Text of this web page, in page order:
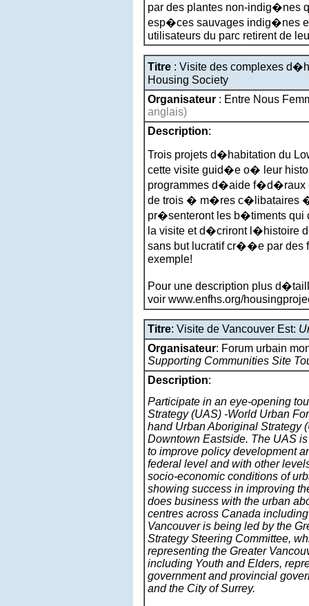
par des plantes non-indig�nes
esp�ces sauvages indig�nes
utilisateurs du parc retirent de
Titre: Visite des complexes
Housing Society
Organisateur: Entre Nous
anglais)
Description:
Trois projets d�habitation du
cette visite guid�e o� leur
programmes d�aide f�d�raux
de trois � m�res c�libataires
pr�senteront les b�timents qui
la visite et d�criront l�histoire
sans but lucratif cr��e par des
exemple!
Pour une description plus
voir www.enfhs.org/
Titre: Visite de Vancouver Est:
Organisateur: Forum urbain
Supporting Communities Site
Description:
Participate in an eye-opening
Strategy (UAS) -World Urban
hand Urban Aboriginal Strategy
Downtown Eastside. The UAS
to improve policy development
federal level and with other
socio-economic conditions of
showing success in improving
does business with the urban
centres across Canada
Vancouver is being led by the
Strategy Steering Committee,
representing the Greater
including Youth and Elders,
government and provincial
and the City of Surrey.